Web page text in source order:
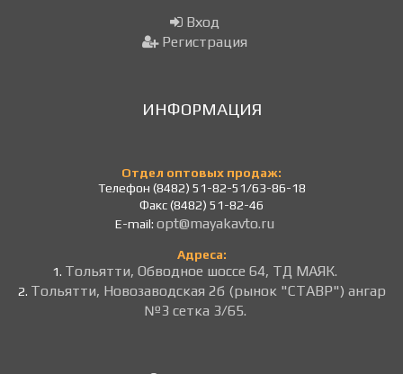
Вход
Регистрация
ИНФОРМАЦИЯ
Отдел оптовых продаж:
Телефон (8482) 51-82-51/63-86-18
Факс (8482) 51-82-46
E-mail: opt@mayakavto.ru
Адреса:
1. Тольятти, Обводное шоссе 64, ТД МАЯК.
2. Тольятти, Новозаводская 2б (рынок "СТАВР") ангар
№3 сетка 3/65.